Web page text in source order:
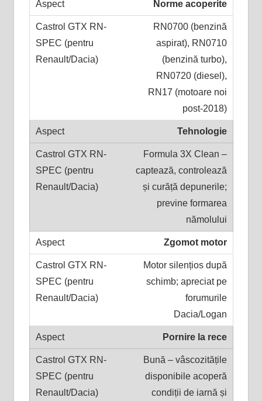
Norme acoperite
RN0700 (benzină
aspirat), RN0710
(benzină turbo),
RN0720 (diesel),
RN17 (motoare noi
post-2018)
Tehnologie
Formula 3X Clean –
captează, controlează
și curăță depunerile;
previne formarea
nămolului
Zgomot motor
Motor silențios după
schimb; apreciat pe
forumurile
Dacia/Logan
Pornire la rece
Bună – vâscozitățile
disponibile acoperă
condiții de iarnă și